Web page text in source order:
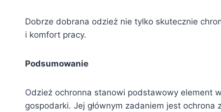
Dobrze dobrana odzież nie tylko skutecznie
i komfort pracy.
Podsumowanie
Odzież ochronna stanowi podstawowy element
gospodarki. Jej głównym zadaniem jest